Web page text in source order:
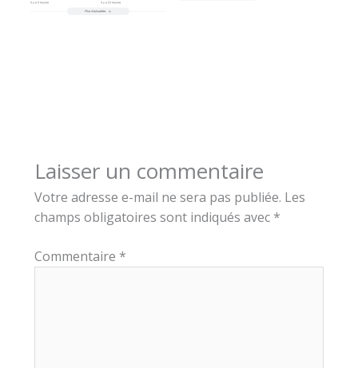
Laisser un commentaire
Votre adresse e-mail ne sera pas publiée. Les
champs obligatoires sont indiqués avec *
Commentaire *